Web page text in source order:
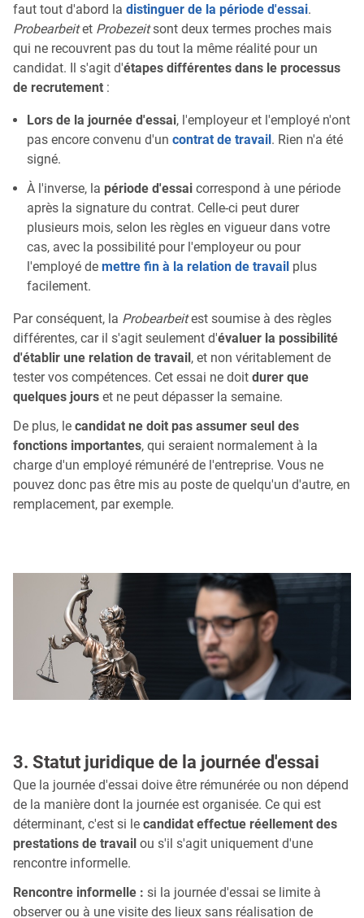
faut tout d'abord la distinguer de la période d'essai.
Probearbeitet Probezeitsont deux termes proches mais
qui ne recouvrent pas du tout la même réalité pour un
candidat. Il s'agit d'étapes différentes dans le processus
de recrutement :
Lors de la journée d'essai, l'employeur et l'employé n'ont
pas encore convenu d'un contrat de travail. Rien n'a été
signé.
À l'inverse, la période d'essai correspond à une période
après la signature du contrat. Celle-ci peut durer
plusieurs mois, selon les règles en vigueur dans votre
cas, avec la possibilité pour l'employeur ou pour
l'employé de mettre fin à la relation de travail plus
facilement.
Par conséquent, la Probearbeitest soumise à des règles
différentes, car il s'agit seulement d'évaluer la possibilité
d'établir une relation de travail, et non véritablement de
tester vos compétences. Cet essai ne doit durer que
quelques jours et ne peut dépasser la semaine.
De plus, le candidat ne doit pas assumer seul des
fonctions importantes, qui seraient normalement à la
charge d'un employé rémunéré de l'entreprise. Vous ne
pouvez donc pas être mis au poste de quelqu'un d'autre, en
remplacement, par exemple.
3. Statut juridique de la journée d'essai
Que la journée d'essai doive être rémunérée ou non dépend
de la manière dont la journée est organisée. Ce qui est
déterminant, c'est si le candidat effectue réellement des
prestations de travail ou s'il s'agit uniquement d'une
rencontre informelle.
Rencontre informelle : si la journée d'essai se limite à
observer ou à une visite des lieux sans réalisation de